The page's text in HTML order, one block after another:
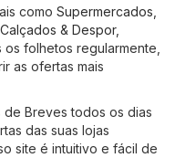
como Supermercados
& Despor,
os folhetos regularmente,
as ofertas mais
Breves todos os dias
das suas lojas
site é intuitivo e fácil de